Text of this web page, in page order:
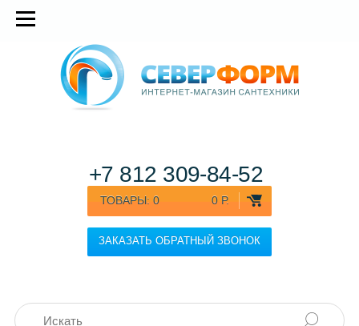
ТОВАРЫ: 0 0 Р.
ЗАКАЗАТЬ ОБРАТНЫЙ ЗВОНОК
+7 812 309-84-52